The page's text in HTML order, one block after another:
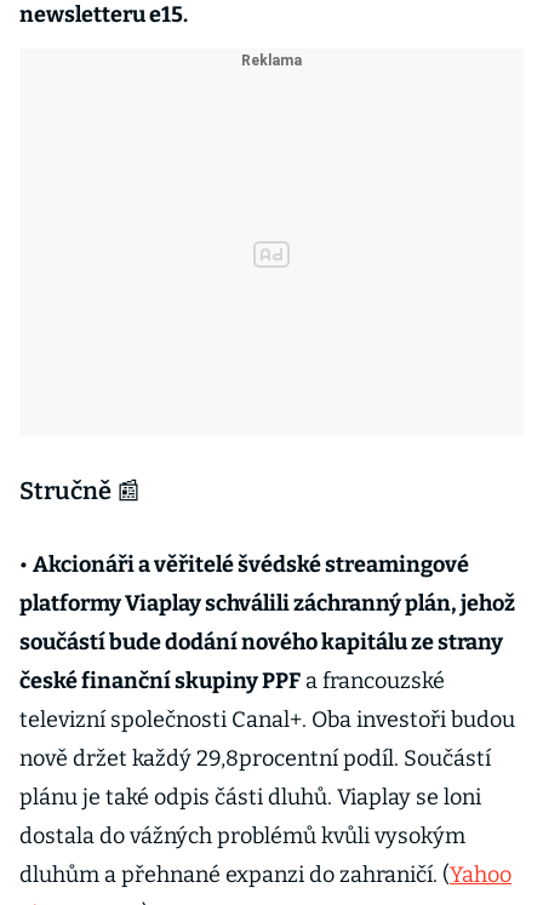
newsletteru e15.
Stručně 📰
• Akcionáři a věřitelé švédské streamingové
platformy Viaplay schválili záchranný plán, jehož
součástí bude dodání nového kapitálu ze strany
české finanční skupiny PPF a francouzské
televizní společnosti Canal+. Oba investoři budou
nově držet každý 29,8procentní podíl. Součástí
plánu je také odpis části dluhů. Viaplay se loni
dostala do vážných problémů kvůli vysokým
dluhům a přehnané expanzi do zahraničí. (Yahoo